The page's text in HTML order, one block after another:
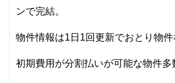
ンで完結。
物件情報は1日1回更新でおとり物件
初期費用が分割払いが可能な物件多